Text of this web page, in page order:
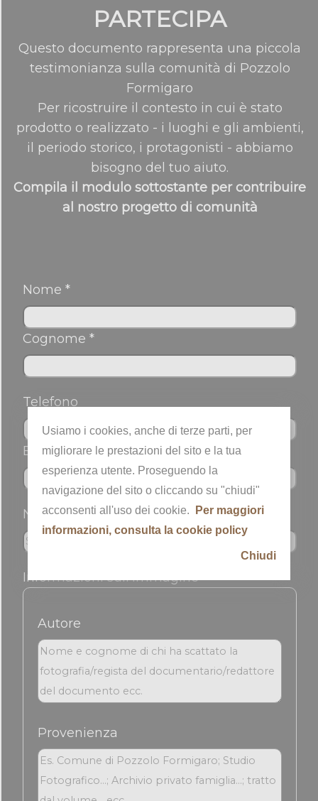
PARTECIPA
Questo documento rappresenta una piccola
testimonianza sulla comunità di Pozzolo
Formigaro
Per ricostruire il contesto in cui è stato
prodotto o realizzato - i luoghi e gli ambienti,
il periodo storico, i protagonisti - abbiamo
bisogno del tuo aiuto.
Compila il modulo sottostante per contribuire
al nostro progetto di comunità
Nome *
Cognome *
Telefono
Email *
Nickname
Informazioni sull'immagine
Autore
Provenienza
Usiamo i cookies, anche di terze parti, per
migliorare le prestazioni del sito e la tua
esperienza utente. Proseguendo la
navigazione del sito o cliccando su "chiudi"
acconsenti all'uso dei cookie.
Per maggiori
informazioni, consulta la cookie policy
Chiudi